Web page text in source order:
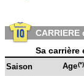
CARRIERE
Sa carrière
Saison Age(*)